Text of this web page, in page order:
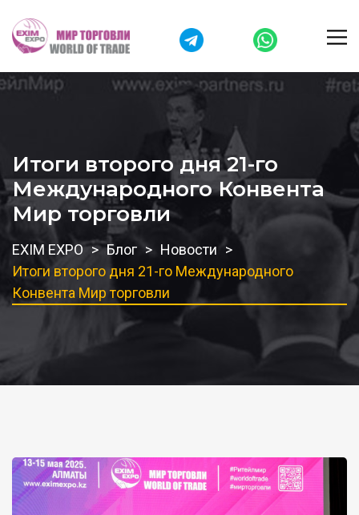
Итоги второго дня 21-го
Международного Конвента
Мир торговли
EXIM EXPO Блог
Новости
Итоги второго дня 21-го Международного
Конвента Мир торговли